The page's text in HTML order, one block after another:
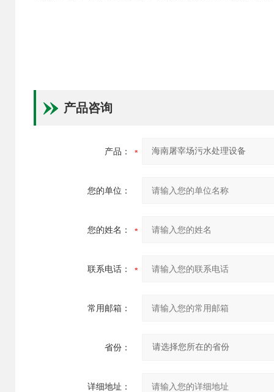
产品咨询
产品：
您的单位：
您的姓名：
联系电话：
常用邮箱：
省份：
详细地址：